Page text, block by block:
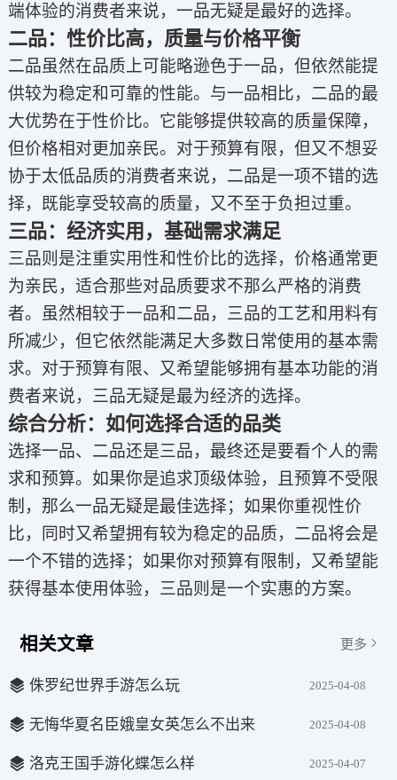
端体验的消费者来说，一品无疑是最好的选择。
二品：性价比高，质量与价格平衡
二品虽然在品质上可能略逊色于一品，但依然能提
供较为稳定和可靠的性能。与一品相比，二品的最
大优势在于性价比。它能够提供较高的质量保障，
但价格相对更加亲民。对于预算有限，但又不想妥
协于太低品质的消费者来说，二品是一项不错的选
择，既能享受较高的质量，又不至于负担过重。
三品：经济实用，基础需求满足
三品则是注重实用性和性价比的选择，价格通常更
为亲民，适合那些对品质要求不那么严格的消费
者。虽然相较于一品和二品，三品的工艺和用料有
所减少，但它依然能满足大多数日常使用的基本需
求。对于预算有限、又希望能够拥有基本功能的消
费者来说，三品无疑是最为经济的选择。
综合分析：如何选择合适的品类
选择一品、二品还是三品，最终还是要看个人的需
求和预算。如果你是追求顶级体验，且预算不受限
制，那么一品无疑是最佳选择；如果你重视性价
比，同时又希望拥有较为稳定的品质，二品将会是
一个不错的选择；如果你对预算有限制，又希望能
获得基本使用体验，三品则是一个实惠的方案。
相关文章 更多
侏罗纪世界手游怎么玩 2025-04-08
无悔华夏名臣娥皇女英怎么不出来 2025-04-08
洛克王国手游化蝶怎么样 2025-04-07